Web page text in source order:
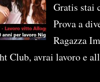
Gratis stai
Prova a
Ragazza
Club, avrai lavoro e